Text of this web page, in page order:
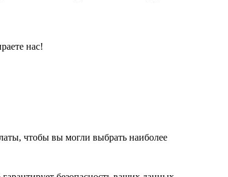
нас!
чтобы вы могли выбрать наиболее